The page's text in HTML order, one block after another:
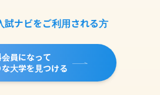
試ナビをご利用される方
員になって
大学を見つける